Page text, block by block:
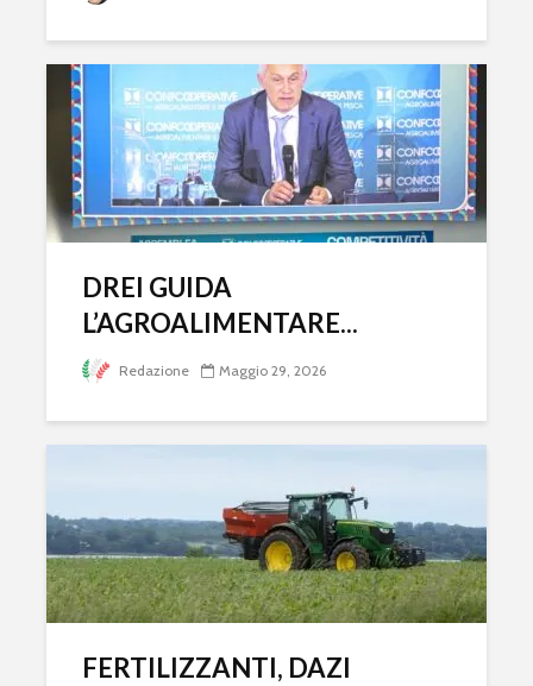
DREI GUIDA
L’AGROALIMENTARE...
Redazione Maggio 29, 2026
FERTILIZZANTI, DAZI